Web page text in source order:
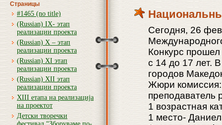
Страницы
#1465 (no title)
(Russian) IX- этап
реализации проекта
(Russian) X – этап
реализации проекта
(Russian) XI этап
реализации проекта
(Russian) XII этап
реализации проекта
XIII етапа на реализација
на проектот
Детски творечки
Сегодня, 26
Конкурс прошел
с 14 до 17 лет.
городов
Жюри
преподаватель
1 возрастная
1 место-